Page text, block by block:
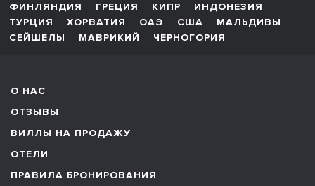
ФИНЛЯНДИЯ
ГРЕЦИЯ КИПР
ИНДОНЕЗИЯ
ТУРЦИЯ
ХОРВАТИЯ ОАЭ США
МАЛЬДИВЫ
СЕЙШЕЛЫ
МАВРИКИЙ ЧЕРНОГОРИЯ
О НАС
ОТЗЫВЫ
ВИЛЛЫ НА ПРОДАЖУ
ОТЕЛИ
ПРАВИЛА БРОНИРОВАНИЯ